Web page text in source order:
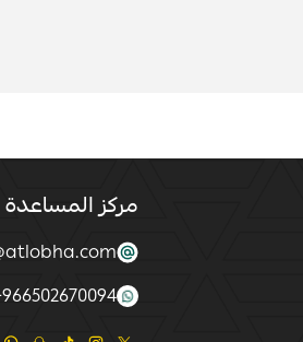
مركز المساعدة
966502670094